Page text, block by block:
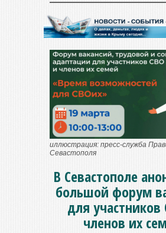
иллюстрация: пресс-служба
Севастополя
В Севастополе
большой форум
для
членов их